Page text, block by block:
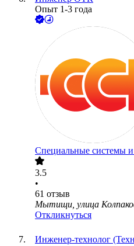
Опыт 1-3 года
Специальные системы и
3.5
•
61 отзыв
Мытищи, улица
Откликнуться
Инженер-технолог